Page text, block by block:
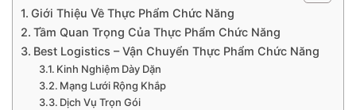
Giới Thiệu Về Thực Phẩm Chức Năng
Tầm Quan Trọng Của Thực Phẩm Chức Năng
Best Logistics – Vận Chuyển Thực Phẩm Chức Năng
Kinh Nghiệm Dày Dặn
Mạng Lưới Rộng Khắp
Dịch Vụ Trọn Gói